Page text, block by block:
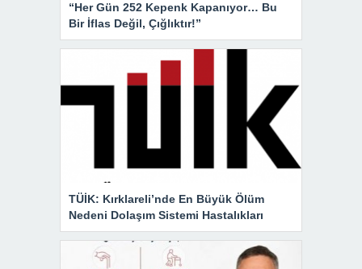
“Her Gün 252 Kepenk Kapanıyor… Bu
Bir İflas Değil, Çığlıktır!”
TÜİK: Kırklareli’nde En Büyük Ölüm
Nedeni Dolaşım Sistemi Hastalıkları